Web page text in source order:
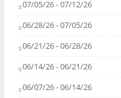
07/05/26 - 07/12/26
06/28/26 - 07/05/26
06/21/26 - 06/28/26
06/14/26 - 06/21/26
06/07/26 - 06/14/26